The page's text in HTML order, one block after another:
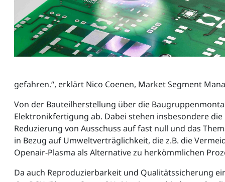
gefahren.“, erklärt Nico Coenen, Market Segment
Von der Bauteilherstellung über die
Elektronikfertigung ab. Dabei stehen insbesondere
Reduzierung von Ausschuss auf fast null und das
in Bezug auf Umweltverträglichkeit, die z.B. die
Openair-Plasma als Alternative zu herkömmlichen
Da auch Reproduzierbarkeit und Qualitätssicherung